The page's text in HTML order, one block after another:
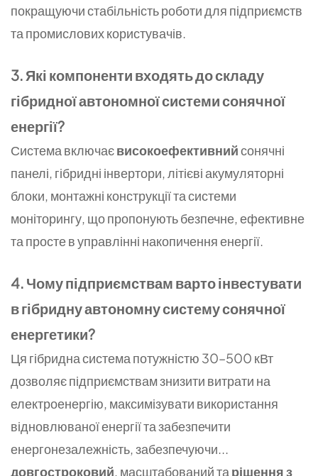
покращуючи стабільність роботи для підприємств
та промислових користувачів.
3. Які компоненти входять до складу
гібридної автономної системи сонячної
енергії?
Система включаєвисокоефективнийсонячні
панелі, гібридні інвертори, літієві акумуляторні
блоки, монтажні конструкції та системи
моніторингу, що пропонують безпечне, ефективне
та просте в управлінні накопичення енергії.
4. Чому підприємствам варто інвестувати
в гібридну автономну систему сонячної
енергетики?
Ця гібридна система потужністю 30–500 кВт
дозволяє підприємствам знизити витрати на
електроенергію, максимізувати використання
відновлюваної енергії та забезпечити
енергонезалежність, забезпечуючи...
довгостроковий, масштабований та рішення з